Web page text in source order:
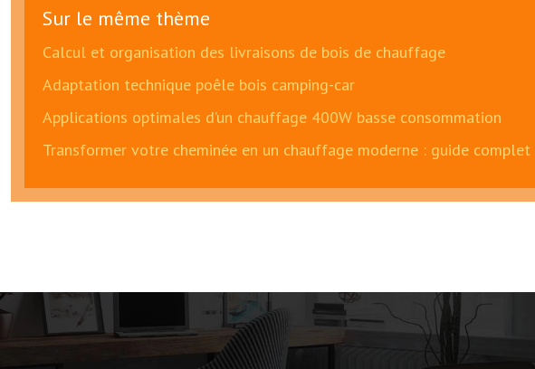
Sur le même thème
Calcul et organisation des livraisons de bois de chauffage
Adaptation technique poêle bois camping-car
Applications optimales d’un chauffage 400W basse consommation
Transformer votre cheminée en un chauffage moderne : guide